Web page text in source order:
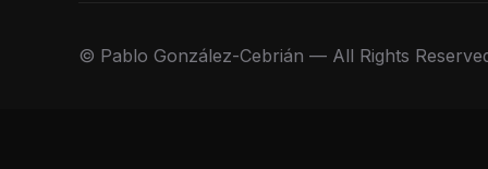
© Pablo González-Cebrián — All Rights